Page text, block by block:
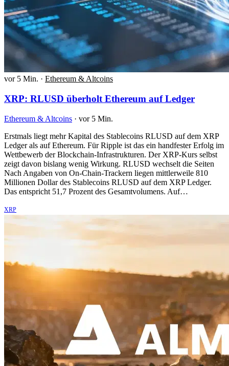
vor 5 Min. · Ethereum & Altcoins
XRP: RLUSD überholt Ethereum auf Ledger
Ethereum & Altcoins · vor 5 Min.
Erstmals liegt mehr Kapital des Stablecoins RLUSD auf dem XRP
Ledger als auf Ethereum. Für Ripple ist das ein handfester Erfolg im
Wettbewerb der Blockchain-Infrastrukturen. Der XRP-Kurs selbst
zeigt davon bislang wenig Wirkung. RLUSD wechselt die Seiten
Nach Angaben von On-Chain-Trackern liegen mittlerweile 810
Millionen Dollar des Stablecoins RLUSD auf dem XRP Ledger.
Das entspricht 51,7 Prozent des Gesamtvolumens. Auf…
XRP